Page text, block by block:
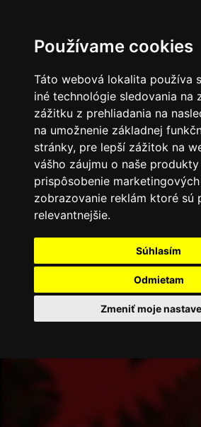
Používame cookies
Táto webová lokalita používa
iné technológie sledovania na
zážitku z prehliadania na
na umožnenie základnej
stránky, pre lepší zážitok na
vášho záujmu o naše
prispôsobenie
zobrazovanie reklám ktoré sú
relevantnejšie.
Súhlasím
Odmietam
Zmeniť moje